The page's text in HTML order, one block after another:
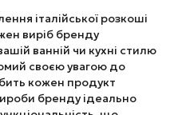
італійської розкоші
виріб бренду
ванній чи кухні стилю
своєю увагою до
кожен продукт
бренду ідеально